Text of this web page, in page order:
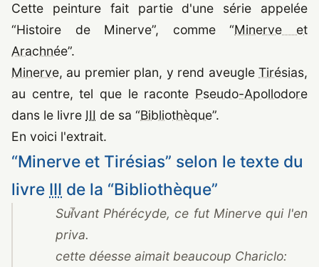
Cette peinture fait partie d'une série appelée
“Histoire de Minerve”, comme“Minerve et
Arachnée(nouvelle fenêtre)
”.
Minerve(nouvelle fenêtre)
, au premier plan, y rend aveugle Tirésias,
au centre, tel que le raconte Pseudo-Apollodore
dans le livre III de sa “Bibliothèque(nouvelle fenêtre)
”.
En voici l'extrait.
“Minerve et Tirésias” selon le texte du
livre III de la “Bibliothèque”
7
Suivant Phérécyde, ce fut Minerve qui l'en
priva.
cette déesse aimait beaucoup Chariclo: